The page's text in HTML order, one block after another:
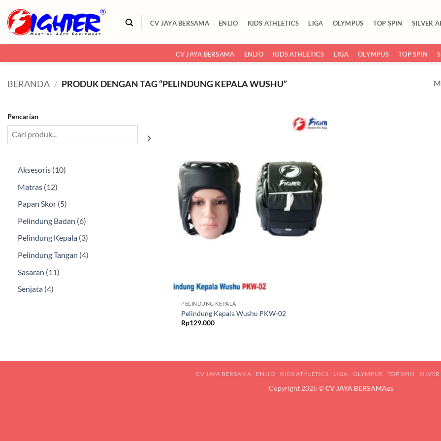
content
CV JAYA BERSAMA ENLIO KIDS ATHLETICS LIGA OLYMPUS TOP SPIN SILVER
CV JAYA BERSAMA ENLIO KIDS ATHLETICS LIGA OLYMPUS TOP SPIN
BERANDA / PRODUK DENGAN TAG “PELINDUNG KEPALA WUSHU”
Pencarian
Aksesoris 1010
Matras 1212
Produk
Papan Skor 55
Produk
Pelindung Badan 66
Produk
Pelindung Kepala 33
Produk
Pelindung Tangan 44
Sasaran 1111
Senjata 44
PELINDUNG KEPALA
Pelindung Kepala Wushu PKW-02
Rp129.000
CV JAYA BERSAMA ENLIO KIDS ATHLETICS LIGA OLYMPUS TOP SPIN
Copyright 2026 ©CV JAYA BERSAMAes